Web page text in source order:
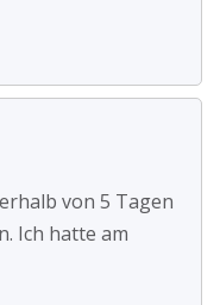
von 5 Tagen
Ich hatte am